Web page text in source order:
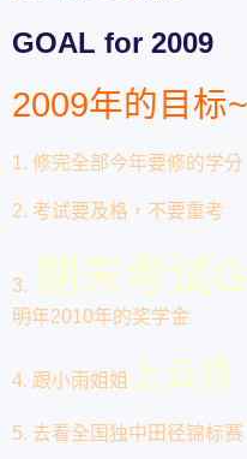
GOAL for 2009
2009年的目标
1. 修完全部今年要修的学
2. 考试要及格，不要重考
3. 期末考试
明年2010年的奖学金
4. 跟小雨姐姐 上云顶
5. 去看全国独中田径锦标赛